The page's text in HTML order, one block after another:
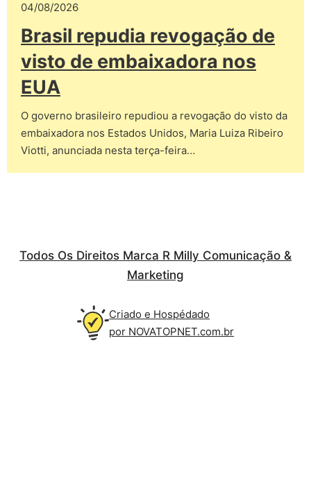
04/08/2026
Brasil repudia revogação de
visto de embaixadora nos
EUA
O governo brasileiro repudiou a revogação do visto da
embaixadora nos Estados Unidos, Maria Luiza Ribeiro
Viotti, anunciada nesta terça-feira…
Todos Os Direitos Marca R Milly Comunicação &
Marketing
Criado e Hospédado
por NOVATOPNET.com.br